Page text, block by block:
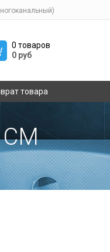
0 товаров
0 руб
товара
СМ